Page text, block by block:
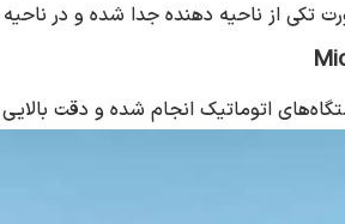
تکی از ناحیه دهنده جدا شده و در
اتوماتیک انجام شده و دقت بالایی